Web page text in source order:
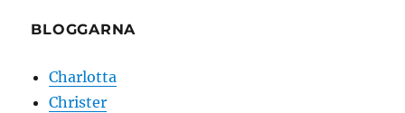
BLOGGARNA
Charlotta
Christer